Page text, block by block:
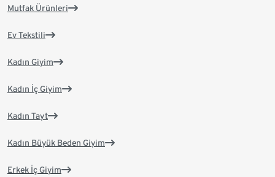
Mutfak Ürünleri
Ev Tekstili
Kadın Giyim
Kadın İç Giyim
Kadın Tayt
Kadın Büyük Beden Giyim
Erkek İç Giyim